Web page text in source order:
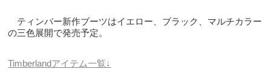
ティンバー新作ブーツはイエロー、ブラック、マルチカラー
の三色展開で発売予定。
Timberlandアイテム一覧↓